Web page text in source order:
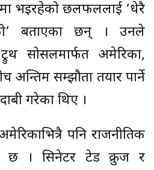
भइरहेको छलफललाई ‘धेरै
बताएका छन् । उनले
सोसलमार्फत अमेरिका,
अन्तिम सम्झौता तयार पार्ने
गरेका थिए ।
पनि राजनीतिक
छ । सिनेटर टेड क्रुज र